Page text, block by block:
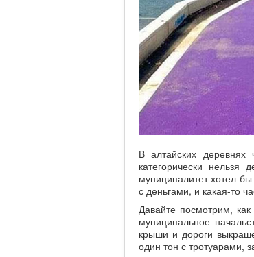
В алтайских
категорически
муниципалитет хотел бы
с деньгами, и какая-то
Давайте посмотрим,
муниципальное
крыши и дороги
один тон с